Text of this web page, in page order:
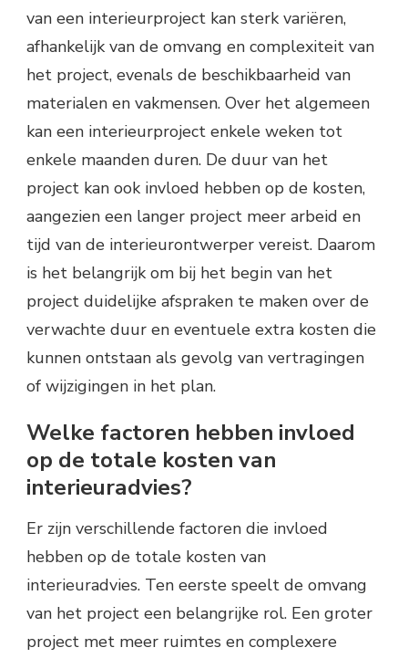
van een interieurproject kan sterk variëren,
afhankelijk van de omvang en complexiteit van
het project, evenals de beschikbaarheid van
materialen en vakmensen. Over het algemeen
kan een interieurproject enkele weken tot
enkele maanden duren. De duur van het
project kan ook invloed hebben op de kosten,
aangezien een langer project meer arbeid en
tijd van de interieurontwerper vereist. Daarom
is het belangrijk om bij het begin van het
project duidelijke afspraken te maken over de
verwachte duur en eventuele extra kosten die
kunnen ontstaan als gevolg van vertragingen
of wijzigingen in het plan.
Welke factoren hebben invloed
op de totale kosten van
interieuradvies?
Er zijn verschillende factoren die invloed
hebben op de totale kosten van
interieuradvies. Ten eerste speelt de omvang
van het project een belangrijke rol. Een groter
project met meer ruimtes en complexere